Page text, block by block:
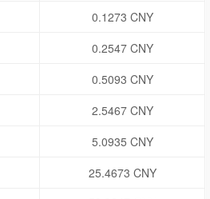
0.1273 CNY
0.2547 CNY
0.5093 CNY
2.5467 CNY
5.0935 CNY
25.4673 CNY